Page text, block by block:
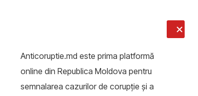
Anticoruptie.md este prima platformă
online din Republica Moldova pentru
semnalarea cazurilor de corupţie şi a